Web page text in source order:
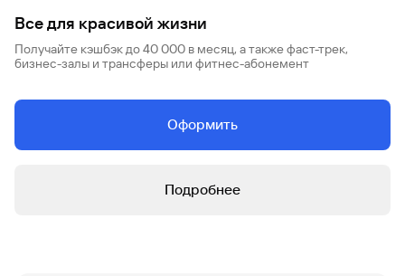
Все для красивой жизни
Получайте кэшбэк до 40 000 в месяц, а также фаст-трек,
бизнес-залы и трансферы или фитнес-абонемент
Оформить
Подробнее